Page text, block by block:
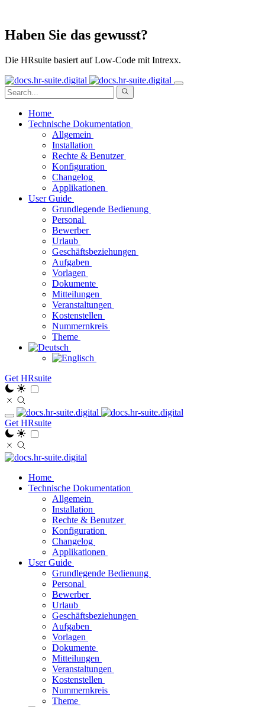
Haben Sie das gewusst?
Die HRsuite basiert auf Low-Code mit Intrexx.
Home
Technische Dokumentation
Allgemein
Installation
Rechte & Benutzer
Konfiguration
Changelog
Applikationen
User Guide
Grundlegende Bedienung
Personal
Bewerber
Urlaub
Geschäftsbeziehungen
Aufgaben
Vorlagen
Dokumente
Mitteilungen
Veranstaltungen
Kostenstellen
Nummernkreis
Theme
Get HRsuite
Get HRsuite
Home
Technische Dokumentation
Allgemein
Installation
Rechte & Benutzer
Konfiguration
Changelog
Applikationen
User Guide
Grundlegende Bedienung
Personal
Bewerber
Urlaub
Geschäftsbeziehungen
Aufgaben
Vorlagen
Dokumente
Mitteilungen
Veranstaltungen
Kostenstellen
Nummernkreis
Theme